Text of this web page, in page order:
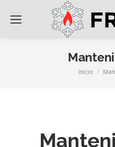
Estás aquí:
Inicio